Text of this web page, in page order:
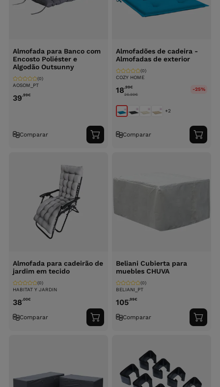
Almofada para Banco com
Encosto Poliéster e
Algodão Outsunny
AOSOM_PT
(0)
39,99€
Comparar
Adicionar
ao
Almofadões de cadeira -
Almofadas de exterior
COZY HOME
(0)
18,99€
26.99€
-25%
+2
Comparar
ao
Almofada para cadeirão de
jardim em tecido
HABITAT Y JARDIN
(0)
38,00€
Comparar
Adicionar
ao
Beliani Cubierta para
muebles CHUVA
BELIANI_PT
(0)
105,99€
Comparar
ao